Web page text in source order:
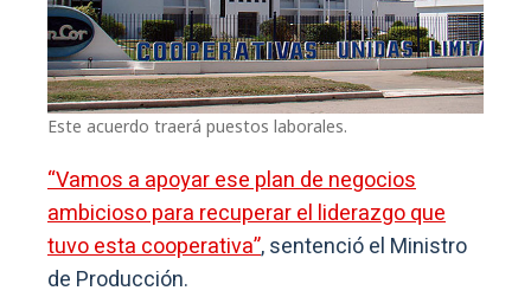
Este acuerdo traerá puestos laborales.
“Vamos a apoyar ese plan de negocios
ambicioso para recuperar el liderazgo que
tuvo esta cooperativa”, sentenció el Ministro
de Producción.